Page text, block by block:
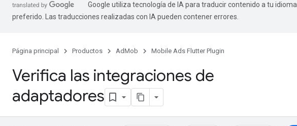
Google utiliza tecnología de IA para traducir contenido a tu idioma
preferido. Las traducciones realizadas con IA pueden contener errores.
Página principal Productos AdMob Mobile Ads Flutter Plugin
Verifica las integraciones de
adaptadores